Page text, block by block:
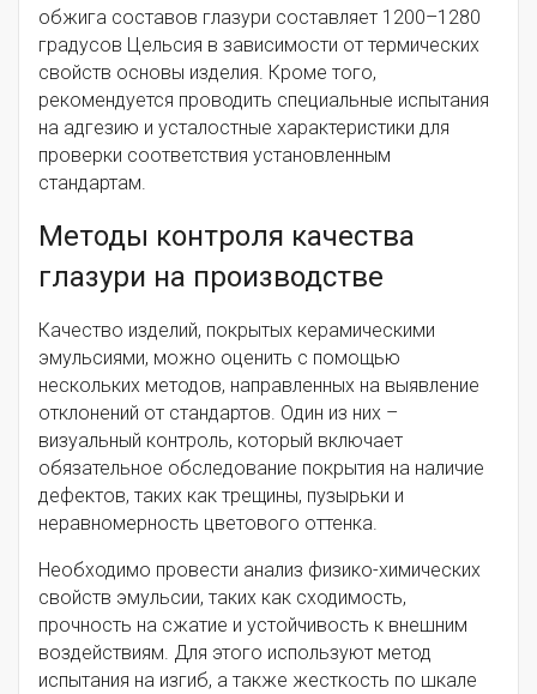
обжига составов глазури составляет 1200–1280
градусов Цельсия в зависимости от термических
свойств основы изделия. Кроме того,
рекомендуется проводить специальные испытания
на адгезию и усталостные характеристики для
проверки соответствия установленным
стандартам.
Методы контроля качества
глазури на производстве
Качество изделий, покрытых керамическими
эмульсиями, можно оценить с помощью
нескольких методов, направленных на выявление
отклонений от стандартов. Один из них –
визуальный контроль, который включает
обязательное обследование покрытия на наличие
дефектов, таких как трещины, пузырьки и
неравномерность цветового оттенка.
Необходимо провести анализ физико-химических
свойств эмульсии, таких как сходимость,
прочность на сжатие и устойчивость к внешним
воздействиям. Для этого используют метод
испытания на изгиб, а также жесткость по шкале